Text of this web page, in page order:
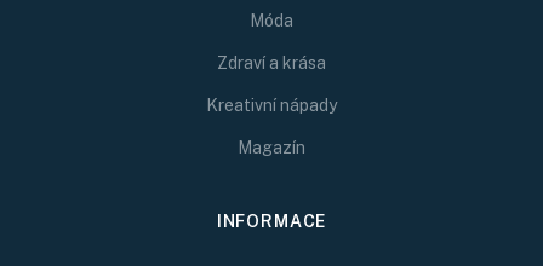
Móda
Zdraví a krása
Kreativní nápady
Magazín
INFORMACE